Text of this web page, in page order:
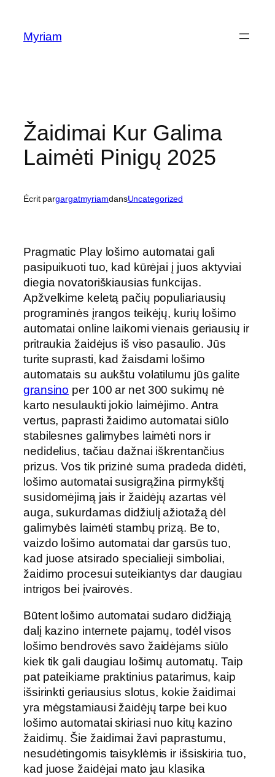
Myriam
Žaidimai Kur Galima
Laimėti Pinigų 2025
Écrit pargargatmyriamdansUncategorized
Pragmatic Play lošimo automatai gali
pasipuikuoti tuo, kad kūrėjai į juos aktyviai
diegia novatoriškiausias funkcijas.
Apžvelkime keletą pačių populiariausių
programinės įrangos teikėjų, kurių lošimo
automatai online laikomi vienais geriausių ir
pritraukia žaidėjus iš viso pasaulio. Jūs
turite suprasti, kad žaisdami lošimo
automatais su aukštu volatilumu jūs galite
gransino per 100 ar net 300 sukimų nė
karto nesulaukti jokio laimėjimo. Antra
vertus, paprasti žaidimo automatai siūlo
stabilesnes galimybes laimėti nors ir
nedidelius, tačiau dažnai iškrentančius
prizus. Vos tik prizinė suma pradeda didėti,
lošimo automatai susigrąžina pirmykštį
susidomėjimą jais ir žaidėjų azartas vėl
auga, sukurdamas didžiulį ažiotažą dėl
galimybės laimėti stambų prizą. Be to,
vaizdo lošimo automatai dar garsūs tuo,
kad juose atsirado specialieji simboliai,
žaidimo procesui suteikiantys dar daugiau
intrigos bei įvairovės.
Būtent lošimo automatai sudaro didžiąją
dalį kazino internete pajamų, todėl visos
lošimo bendrovės savo žaidėjams siūlo
kiek tik gali daugiau lošimų automatų. Taip
pat pateikiame praktinius patarimus, kaip
išsirinkti geriausius slotus, kokie žaidimai
yra mėgstamiausi žaidėjų tarpe bei kuo
lošimo automatai skiriasi nuo kitų kazino
žaidimų. Šie žaidimai žavi paprastumu,
nesudėtingomis taisyklėmis ir išsiskiria tuo,
kad juose žaidėjai mato jau klasika